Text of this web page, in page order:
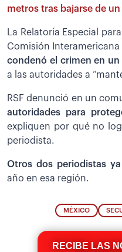
metros tras bajarse de
La Relatoría Especial
Comisión Interamericana
condenó el crimen en un
a las autoridades a
RSF denunció en un
autoridades para
expliquen por qué no
periodista.
Otros dos periodistas
año en esa región.
MÉXICO
RECIBE LAS